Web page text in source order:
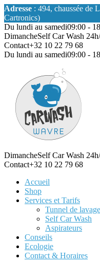
Adresse : 494, chaussée de
Cartronics)
Du lundi au samedi09:00 -
DimancheSelf Car Wash
Contact+32 10 22 79 68
Du lundi au samedi09:00 -
DimancheSelf Car Wash
Contact+32 10 22 79 68
Accueil
Shop
Services et Tarifs
Tunnel de lavage
Self Car Wash
Aspirateurs
Conseils
Ecologie
Contact & Horaires